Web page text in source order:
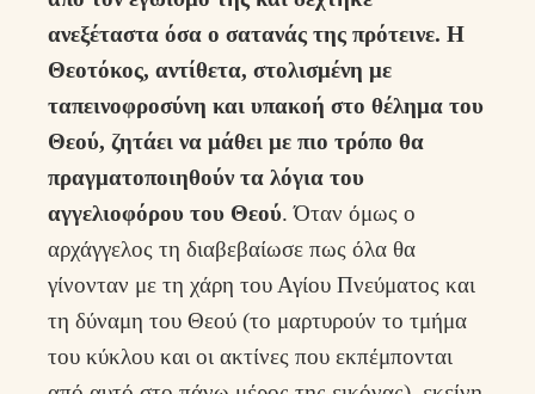
ανεξέταστα όσα ο σατανάς της πρότεινε. Η
Θεοτόκος, αντίθετα, στολισμένη με
ταπεινοφροσύνη και υπακοή στο θέλημα του
Θεού, ζητάει να μάθει με πιο τρόπο θα
πραγματοποιηθούν τα λόγια του
αγγελιοφόρου του Θεού. Όταν όμως ο
αρχάγγελος τη διαβεβαίωσε πως όλα θα
γίνονταν με τη χάρη του Αγίου Πνεύματος και
τη δύναμη του Θεού (το μαρτυρούν το τμήμα
του κύκλου και οι ακτίνες που εκπέμπονται